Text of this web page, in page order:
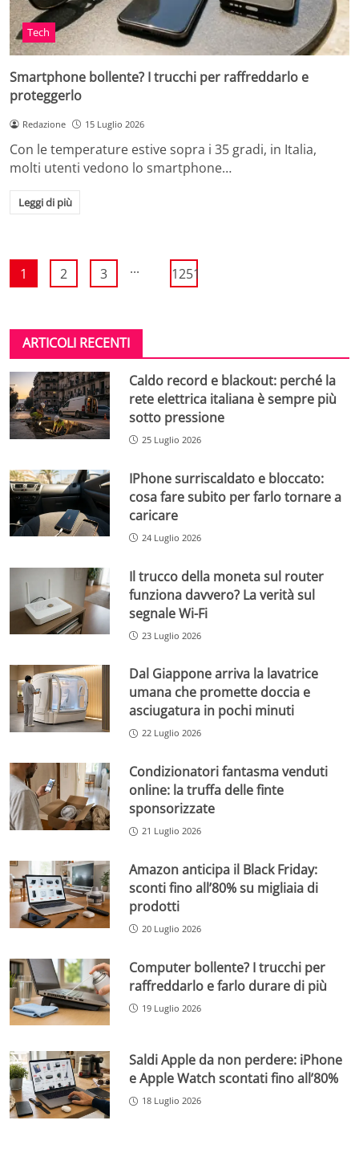
Tech
Smartphone bollente? I trucchi per raffreddarlo e
proteggerlo
Redazione 15 Luglio 2026
Con le temperature estive sopra i 35 gradi, in Italia,
molti utenti vedono lo smartphone…
Leggi di più
1 2 3 ... 1251
ARTICOLI RECENTI
Caldo record e blackout: perché la
rete elettrica italiana è sempre più
sotto pressione
25 Luglio 2026
IPhone surriscaldato e bloccato:
cosa fare subito per farlo tornare a
caricare
24 Luglio 2026
Il trucco della moneta sul router
funziona davvero? La verità sul
segnale Wi-Fi
23 Luglio 2026
Dal Giappone arriva la lavatrice
umana che promette doccia e
asciugatura in pochi minuti
22 Luglio 2026
Condizionatori fantasma venduti
online: la truffa delle finte
sponsorizzate
21 Luglio 2026
Amazon anticipa il Black Friday:
sconti fino all’80% su migliaia di
prodotti
20 Luglio 2026
Computer bollente? I trucchi per
raffreddarlo e farlo durare di più
19 Luglio 2026
Saldi Apple da non perdere: iPhone
e Apple Watch scontati fino all’80%
18 Luglio 2026